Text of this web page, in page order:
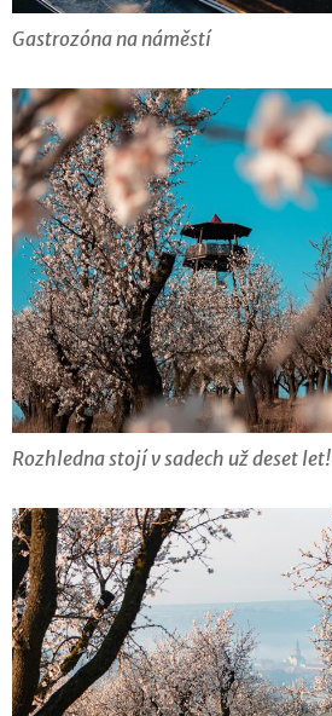
Gastrozóna na náměstí
Rozhledna stojí v sadech už deset let!